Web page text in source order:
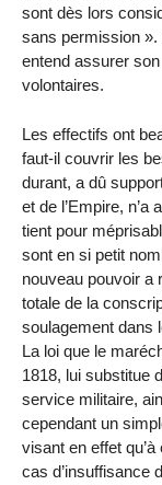
sont dès lors
sans permission ».
entend assurer
volontaires.
Les effectifs ont
faut-il couvrir les
durant, a dû
et de l’Empire, n’a
tient pour
sont en si petit
nouveau pouvoir a
totale de la
soulagement dans
La loi que le
1818, lui substitue
service militaire,
cependant un
visant en effet
cas d’insuffisance